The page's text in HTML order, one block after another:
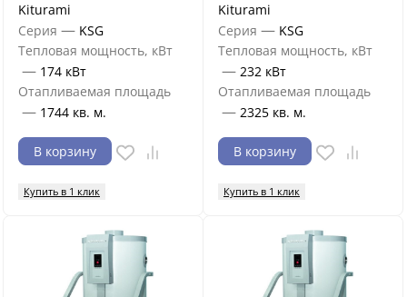
Kiturami
Серия — KSG
Тепловая мощность, кВт
— 174 кВт
Отапливаемая площадь
— 1744 кв. м.
В корзину
Купить в 1 клик
Kiturami
Серия — KSG
Тепловая мощность, кВт
— 232 кВт
Отапливаемая площадь
— 2325 кв. м.
В корзину
Купить в 1 клик